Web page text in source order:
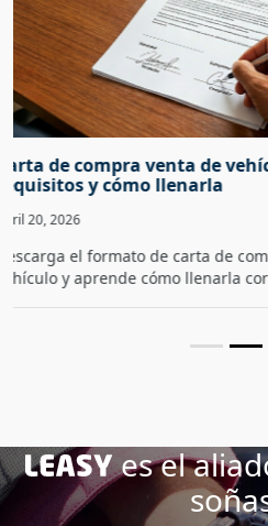
BYD precios Perú:
de costo en 2026
April 9, 2026
Consulta la lista de precios de
Analizamos modelos como
es el